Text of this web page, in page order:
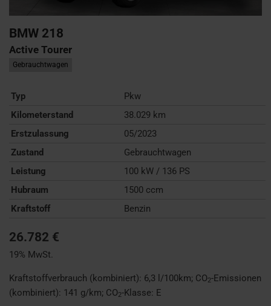
BMW 218
Active Tourer
Gebrauchtwagen
Typ
Pkw
Kilometerstand
38.029 km
Erstzulassung
05/2023
Zustand
Gebrauchtwagen
Leistung
100 kW / 136 PS
Hubraum
1500 ccm
Kraftstoff
Benzin
26.782 €
19% MwSt.
Kraftstoffverbrauch (kombiniert): 6,3 l/100km; CO2-Emissionen
(kombiniert): 141 g/km; CO2-Klasse: E